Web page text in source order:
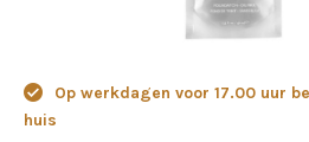
Op werkdagen voor 17.00 uur
huis